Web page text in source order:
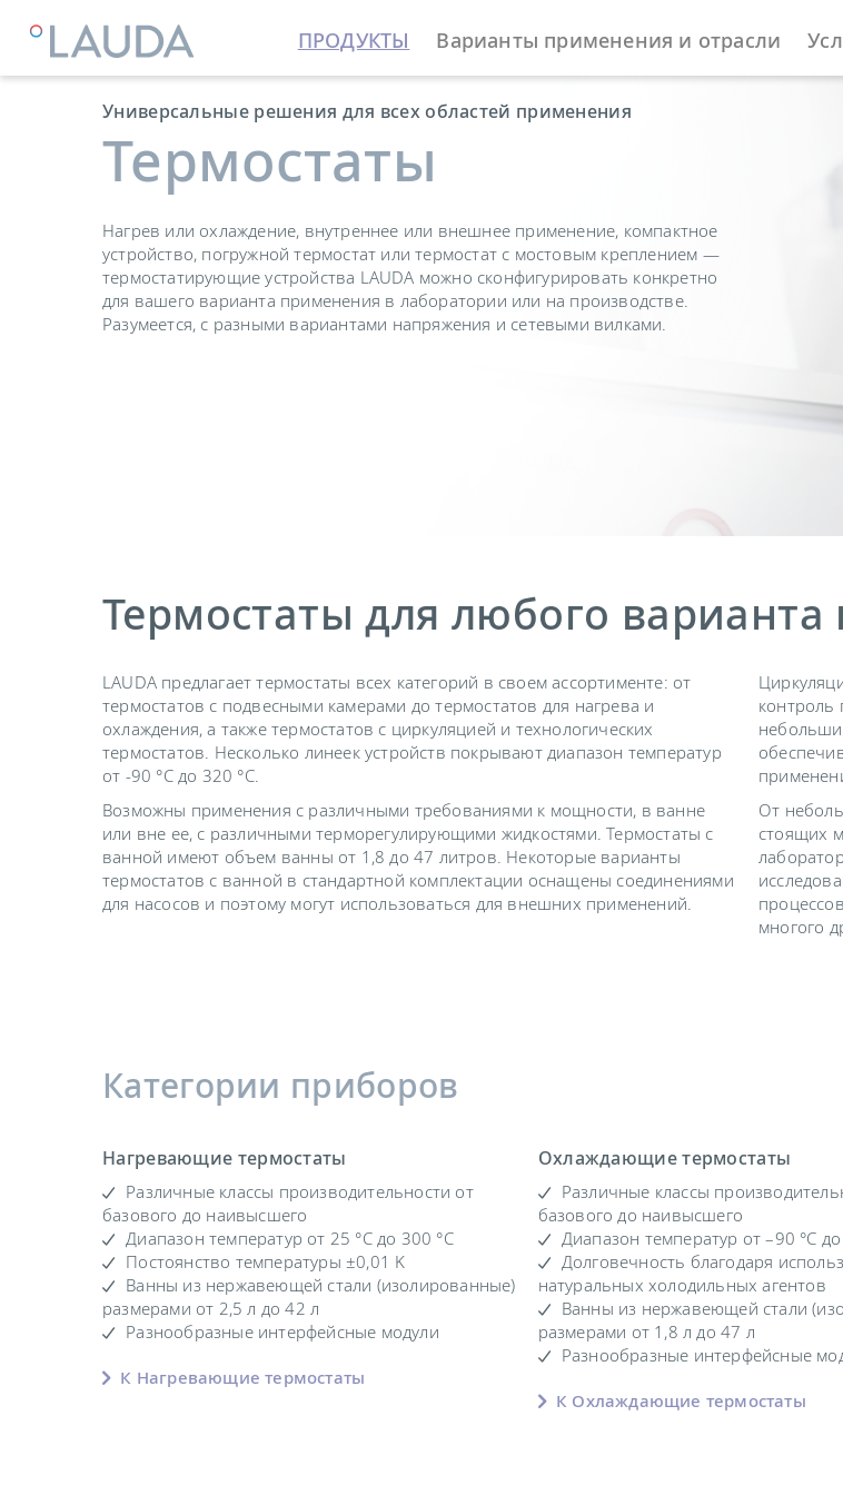
ПРОДУКТЫ Варианты применения и отрасли
LAUDA Термостатирующие устройства
Универсальные решения для всех областей применения
Термостаты
Нагрев или охлаждение, внутреннее или внешнее применение, компактное
устройство, погружной термостат или термостат с мостовым креплением —
термостатирующие устройства LAUDA можно сконфигурировать конкретно
для вашего варианта применения в лаборатории или на производстве.
Разумеется, с разными вариантами напряжения и сетевыми вилками.
Термостаты для любого
LAUDA предлагает термостаты всех категорий в своем ассортименте: от
термостатов с подвесными камерами до термостатов для нагрева и
охлаждения, а также термостатов с циркуляцией и технологических
термостатов. Несколько линеек устройств покрывают диапазон температур
от -90 °C до 320 °C.
Возможны применения с различными требованиями к мощности, в ванне
или вне ее, с различными терморегулирующими жидкостями. Термостаты с
ванной имеют объем ванны от 1,8 до 47 литров. Некоторые варианты
термостатов с ванной в стандартной комплектации оснащены соединениями
для насосов и поэтому могут использоваться для внешних применений.
От
стоящих
многого
Категории приборов
Нагревающие термостаты
Различные классы производительности от
базового до наивысшего
Диапазон температур от 25 °C до 300 °C
Постоянство температуры ±0,01 K
Ванны из нержавеющей стали (изолированные)
размерами от 2,5 л до 42 л
Разнообразные интерфейсные модули
К Нагревающие термостаты
Охлаждающие термостаты
Различные классы
базового до наивысшего
Диапазон температур от –90 °C
Долговечность благодаря
натуральных холодильных агентов
Ванны из нержавеющей стали
размерами от 1,8 л до 47 л
Разнообразные интерфейсные
К Охлаждающие термостаты